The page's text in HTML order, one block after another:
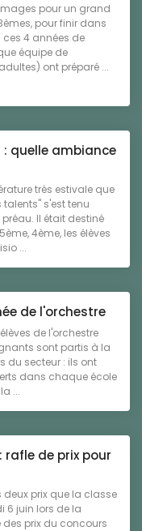
pour un grand
pour finir dans
ces 4 années de
équipe de
ont préparé ...
quelle ambiance
très estivale que
s'est tenu
Il était destiné
4ème, les élèves
...
de l'orchestre
de l'orchestre
sont partis à la
du secteur : ils ont
dans chaque école
...
rafle de prix pour
prix que la classe
6 juin lors de la
des prix du concours